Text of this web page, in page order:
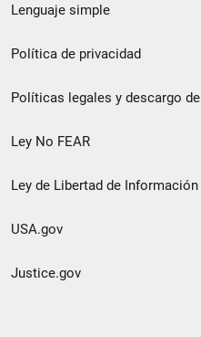
de
pie
de
página
Lenguaje simple
Política de privacidad
Políticas legales y descargo
Ley No FEAR
Ley de Libertad de Información
USA.gov
Justice.gov